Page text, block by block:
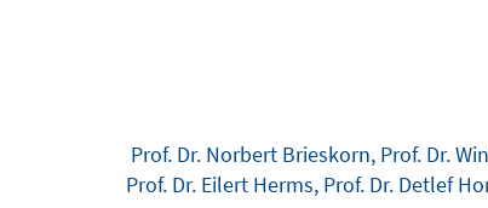
Prof. Dr. Norbert Brieskorn, Prof. Dr.
Prof. Dr. Eilert Herms, Prof. Dr. Detlef